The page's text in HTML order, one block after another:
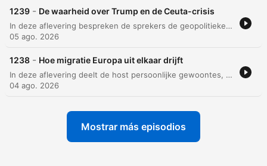
1239 - De waarheid over Trump en de Ceuta-crisis
In deze aflevering bespreken de sprekers de geopolitieke spanningen rond Ceuta en hoe migratie door Marokko als politiek pressiemiddel wordt ingezet. Daarnaast wordt er kritisch gekeken naar de fascinatie voor criminaliteit in de media, de economische impact van immigratie en de politieke reacties op zichtbare migratiestromen. Verder wordt er gereflecteerd op televisieclichés en bekende series zoals The Crown en De Sopranos. Het gesprek behandelt ook de verschillen tussen de Belgische en Nederlandse versies van De Slimste Mens, evenals persoonlijke ervaringen in Duitsland en het ontkrachten van complottheorieën rondom politieke figuren.
05 ago. 2026
1238 - Hoe migratie Europa uit elkaar drijft
In deze aflevering deelt de host persoonlijke gewoontes, van zijn liefde voor Texel tot zijn dagelijkse ritme in Utrecht. De gesprekken verschuiven vervolgens naar diepere thema's, zoals de historische context en het verdwijnen van pejoratieve termen. Daarnaast bespreken de sprekers migratiecijfers in Nederland en de herkomst van bepaalde woorden. Ook wordt er ingegaan op een nieuwe tv-promotie over Europa en de uitdagingen waar het continent voor staat, waaronder de dreiging van populisme.
04 ago. 2026
Mostrar más episodios